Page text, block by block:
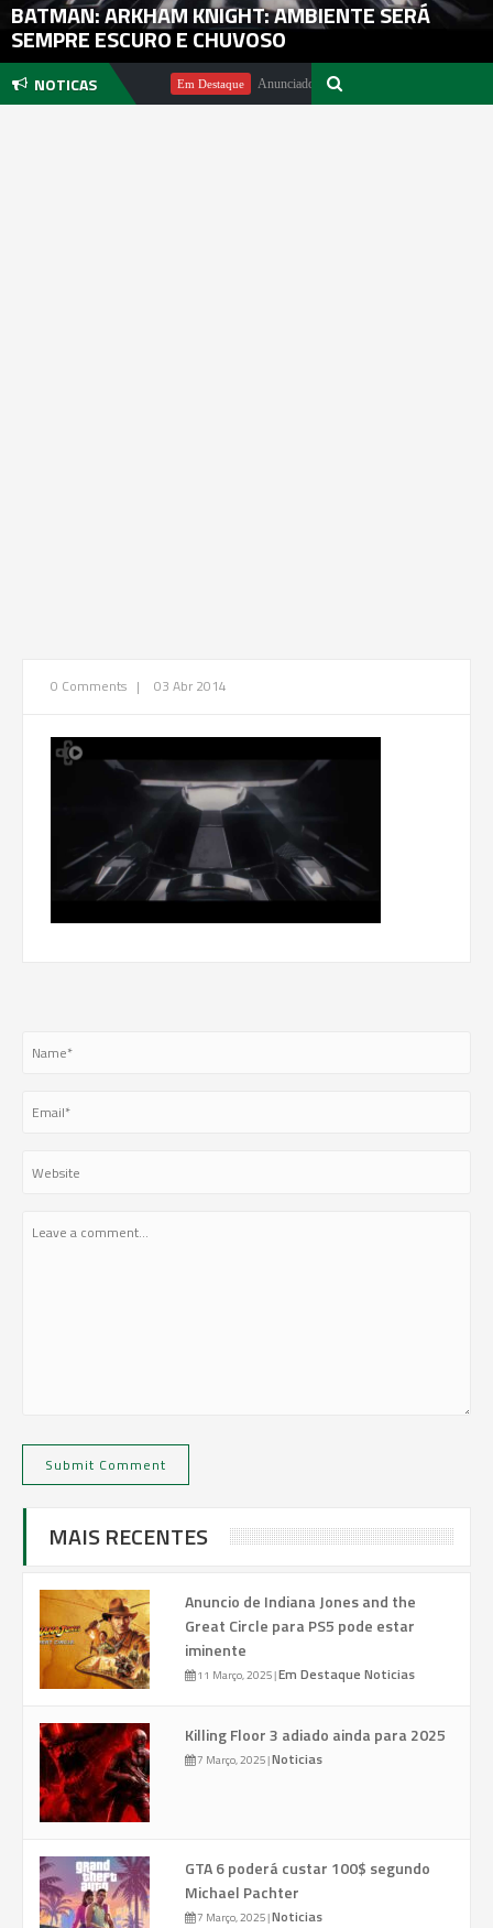
BATMAN: ARKHAM KNIGHT: AMBIENTE SERÁ
SEMPRE ESCURO E CHUVOSO
NOTICAS
Michael Pachter Em Destaque Anunciado DualSense The Last of Us Limited
0 Comments | 03 Abr 2014
MAIS RECENTES
Anuncio de Indiana Jones and the
Great Circle para PS5 pode estar
iminente
11 Março, 2025|Em Destaque Noticias
Killing Floor 3 adiado ainda para 2025
7 Março, 2025|Noticias
GTA 6 poderá custar 100$ segundo
Michael Pachter
7 Março, 2025|Noticias